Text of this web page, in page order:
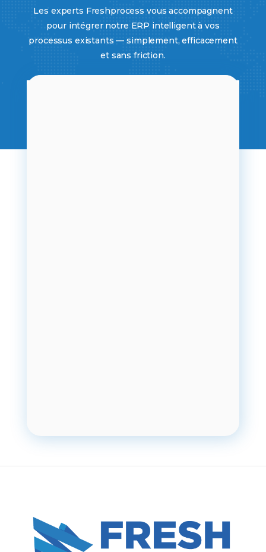
Les experts Freshprocess vous accompagnent
pour intégrer notre ERP intelligent à vos
processus existants — simplement, efficacement
et sans friction.